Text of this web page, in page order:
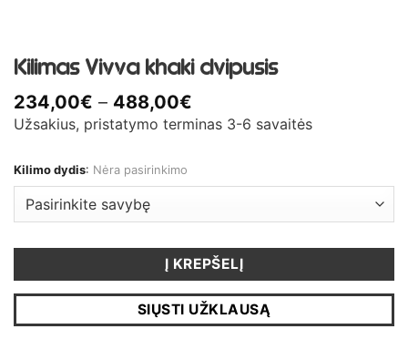
Kilimas Vivva khaki dvipusis
234,00€ – 488,00€
range:
234,00€
Užsakius, pristatymo terminas 3-6 savaitės
Kilimo dydis: Nėra pasirinkimo
Į KREPŠELĮ
SIŲSTI UŽKLAUSĄ